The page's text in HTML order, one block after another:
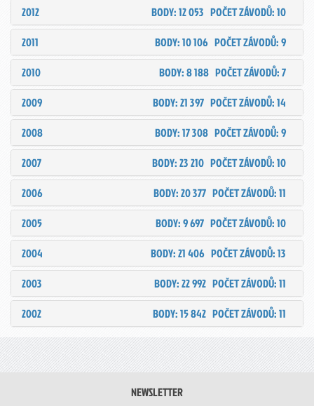
2012
POČET ZÁVODŮ: 10
BODY: 12 053
2011
POČET ZÁVODŮ: 9
BODY: 10 106
2010
POČET ZÁVODŮ: 7
BODY: 8 188
2009
POČET ZÁVODŮ: 14
BODY: 21 397
2008
POČET ZÁVODŮ: 9
BODY: 17 308
2007
POČET ZÁVODŮ: 10
BODY: 23 210
2006
POČET ZÁVODŮ: 11
BODY: 20 377
2005
POČET ZÁVODŮ: 10
BODY: 9 697
2004
POČET ZÁVODŮ: 13
BODY: 21 406
2003
POČET ZÁVODŮ: 11
BODY: 22 992
2002
POČET ZÁVODŮ: 11
BODY: 15 842
NEWSLETTER